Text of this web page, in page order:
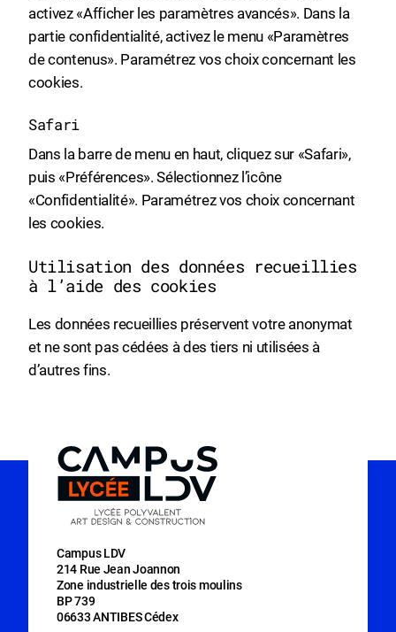
activez «Afficher les paramètres avancés». Dans la
partie confidentialité, activez le menu «Paramètres
de contenus». Paramétrez vos choix concernant les
cookies.
Safari
Dans la barre de menu en haut, cliquez sur «Safari»,
puis «Préférences». Sélectionnez l’icône
«Confidentialité». Paramétrez vos choix concernant
les cookies.
Utilisation des données recueillies
à l’aide des cookies
Les données recueillies préservent votre anonymat
et ne sont pas cédées à des tiers ni utilisées à
d’autres fins.
Campus LDV
214 Rue Jean Joannon
Zone industrielle des trois moulins
BP 739
06633 ANTIBES Cédex